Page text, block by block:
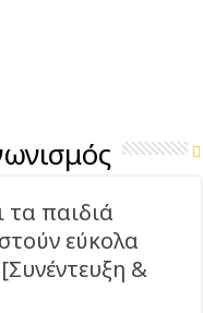
παιδιά
εύκολα
&